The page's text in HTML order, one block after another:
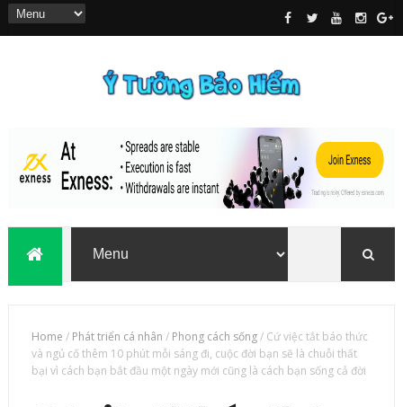
Home / Phát triển cá nhân / Phong cách sống/ Cứ việc tắt báo thức
và ngủ cố thêm 10 phút mỗi sáng đi, cuộc đời bạn sẽ là chuỗi thất
bại vì cách bạn bắt đầu một ngày mới cũng là cách bạn sống cả đời